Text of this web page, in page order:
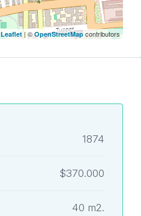
Leaflet| ©OpenStreetMap contributors
1874
$370.000
40 m2.